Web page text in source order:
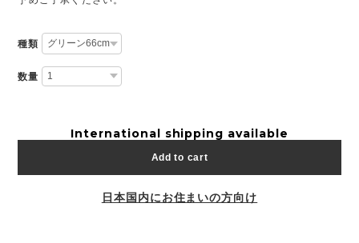
種類
数量
International shipping available
Add to cart
日本国内にお住まいの方向け